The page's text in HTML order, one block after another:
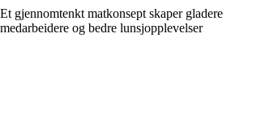
Et gjennomtenkt matkonsept skaper gladere
medarbeidere og bedre lunsjopplevelser